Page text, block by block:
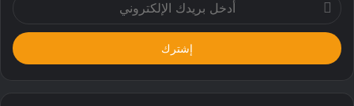
بريدك
الإلكتروني